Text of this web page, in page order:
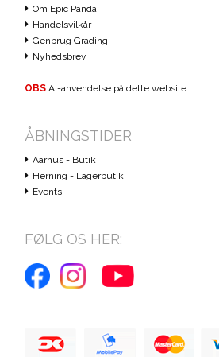
Om Epic Panda
Handelsvilkår
Genbrug Grading
Nyhedsbrev
OBS AI-anvendelse på dette website
ÅBNINGSTIDER
Aarhus - Butik
Herning - Lagerbutik
Events
FØLG OS HER: